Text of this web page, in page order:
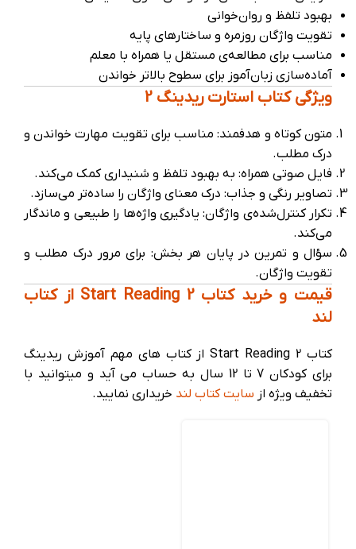
بهبود تلفظ و روان‌خوانی
تقویت واژگان روزمره و ساختارهای پایه
مناسب برای مطالعه‌ی مستقل یا همراه با معلم
آماده‌سازی زبان‌آموز برای سطوح بالاتر خواندن
ویژگی کتاب استارت ریدینگ 2
متون کوتاه و هدفمند: مناسب برای تقویت مهارت خواندن و
درک مطلب.
فایل صوتی همراه: به بهبود تلفظ و شنیداری کمک می‌کند.
تصاویر رنگی و جذاب: درک معنای واژگان را ساده‌تر می‌سازد.
تکرار کنترل‌شده‌ی واژگان: یادگیری واژه‌ها را طبیعی و ماندگار
می‌کند.
سؤال و تمرین در پایان هر بخش: برای مرور درک مطلب و
تقویت واژگان.
قیمت و خرید کتاب Start Reading 2 از کتاب
لند
کتاب Start Reading 2 از کتاب های مهم آموزش ریدینگ
برای کودکان 7 تا 12 سال به حساب می آید و میتوانید با
تخفیف ویژه از سایت کتاب لند خریداری نمایید.